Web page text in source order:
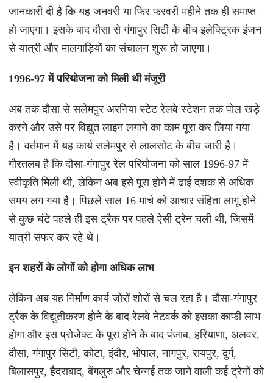
जानकारी दी है कि यह जनवरी या फिर फरवरी महीने तक ही समाप्त
हो जाएगा। इसके बाद दौसा से गंगापुर सिटी के बीच इलेक्ट्रिक इंजन
से यात्री और मालगाड़ियों का संचालन शुरू हो जाएगा।
1996-97 में परियोजना को मिली थी मंजूरी
अब तक दौसा से सलेमपुर अरनिया स्टेट रेलवे स्टेशन तक पोल खड़े
करने और उसे पर विद्युत लाइन लगाने का काम पूरा कर लिया गया
है। वर्तमान में यह कार्य सलेमपुर से लालसोट के बीच जारी है।
गौरतलब है कि दौसा-गंगापुर रेल परियोजना को साल 1996-97 में
स्वीकृति मिली थी, लेकिन अब इसे पूरा होने में ढाई दशक से अधिक
समय लग गया है। पिछले साल 16 मार्च को आचार संहिता लागू होने
से कुछ घंटे पहले ही इस ट्रैक पर पहले ऐसी ट्रेन चली थी, जिसमें
यात्री सफर कर रहे थे।
इन शहरों के लोगों को होगा अधिक लाभ
लेकिन अब यह निर्माण कार्य जोरों शोरों से चल रहा है। दौसा-गंगापुर
ट्रैक के विद्युतीकरण होने के बाद रेलवे नेटवर्क को इसका काफी लाभ
होगा और इस प्रोजेक्ट के पूरा होने के बाद पंजाब, हरियाणा, अलवर,
दौसा, गंगापुर सिटी, कोटा, इंदौर, भोपाल, नागपुर, रायपुर, दुर्ग,
बिलासपुर, हैदराबाद, बेंगलुरु और चेन्नई तक जाने वाली कई ट्रेनों को